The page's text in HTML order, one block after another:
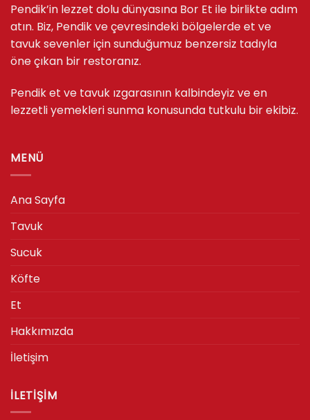
Pendik’in lezzet dolu dünyasına Bor Et ile birlikte adım
atın. Biz, Pendik ve çevresindeki bölgelerde et ve
tavuk sevenler için sunduğumuz benzersiz tadıyla
öne çıkan bir restoranız.
Pendik et ve tavuk ızgarasının kalbindeyiz ve en
lezzetli yemekleri sunma konusunda tutkulu bir ekibiz.
MENÜ
Ana Sayfa
Tavuk
Sucuk
Köfte
Et
Hakkımızda
İletişim
İLETIŞIM